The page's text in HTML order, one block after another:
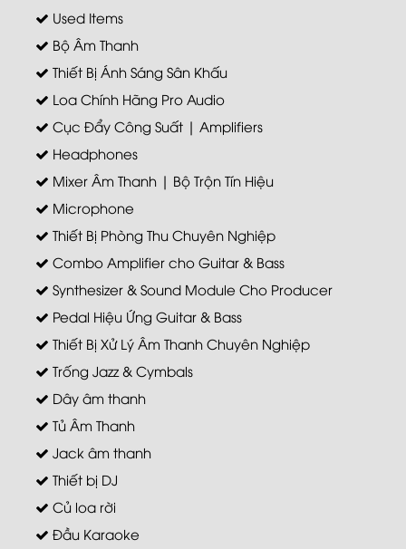
Used Items
Bộ Âm Thanh
Thiết Bị Ánh Sáng Sân Khấu
Loa Chính Hãng Pro Audio
Cục Đẩy Công Suất | Amplifiers
Headphones
Mixer Âm Thanh | Bộ Trộn Tín Hiệu
Microphone
Thiết Bị Phòng Thu Chuyên Nghiệp
Combo Amplifier cho Guitar & Bass
Synthesizer & Sound Module Cho Producer
Pedal Hiệu Ứng Guitar & Bass
Thiết Bị Xử Lý Âm Thanh Chuyên Nghiệp
Trống Jazz & Cymbals
Dây âm thanh
Tủ Âm Thanh
Jack âm thanh
Thiết bị DJ
Củ loa rời
Đầu Karaoke